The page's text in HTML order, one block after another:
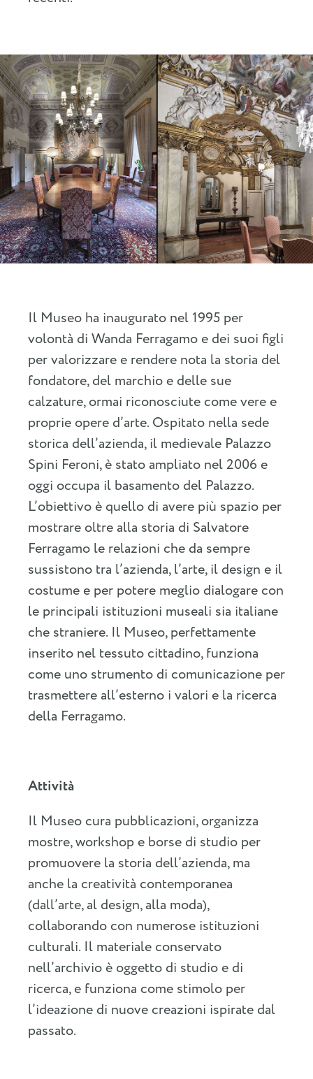
Il Museo ha inaugurato nel 1995 per
volontà di Wanda Ferragamo e dei suoi figli
per valorizzare e rendere nota la storia del
fondatore, del marchio e delle sue
calzature, ormai riconosciute come vere e
proprie opere d’arte. Ospitato nella sede
storica dell’azienda, il medievale Palazzo
Spini Feroni, è stato ampliato nel 2006 e
oggi occupa il basamento del Palazzo.
L’obiettivo è quello di avere più spazio per
mostrare oltre alla storia di Salvatore
Ferragamo le relazioni che da sempre
sussistono tra l’azienda, l’arte, il design e il
costume e per potere meglio dialogare con
le principali istituzioni museali sia italiane
che straniere. Il Museo, perfettamente
inserito nel tessuto cittadino, funziona
come uno strumento di comunicazione per
trasmettere all’esterno i valori e la ricerca
della Ferragamo.
Attività
Il Museo cura pubblicazioni, organizza
mostre, workshop e borse di studio per
promuovere la storia dell’azienda, ma
anche la creatività contemporanea
(dall’arte, al design, alla moda),
collaborando con numerose istituzioni
culturali. Il materiale conservato
nell’archivio è oggetto di studio e di
ricerca, e funziona come stimolo per
l’ideazione di nuove creazioni ispirate dal
passato.